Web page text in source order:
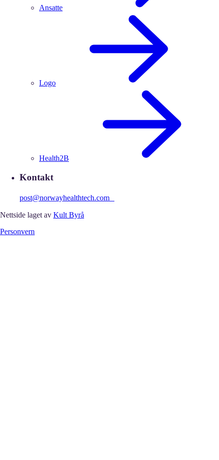
Ansatte
Logo
Health2B
Kontakt
post@norwayhealthtech.com
Nettside laget av Kult Byrå
Personvern